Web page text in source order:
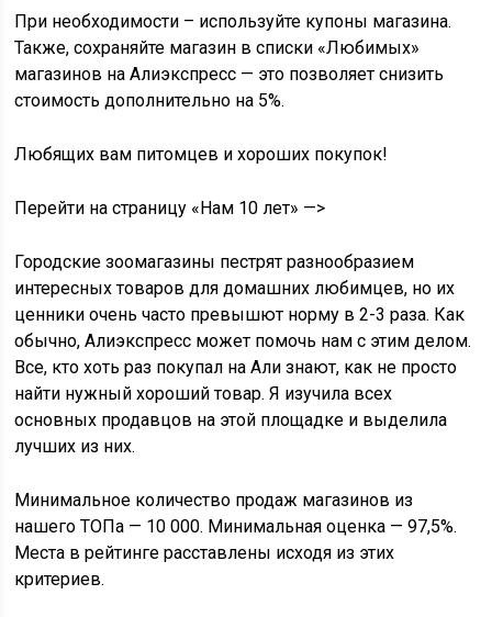
При необходимости – используйте купоны магазина.
Также, сохраняйте магазин в списки «Любимых»
магазинов на Алиэкспресс — это позволяет снизить
стоимость дополнительно на 5%.
Любящих вам питомцев и хороших покупок!
Перейти на страницу «Нам 10 лет» —>
Городские зоомагазины пестрят разнообразием
интересных товаров для домашних любимцев, но их
ценники очень часто превышют норму в 2-3 раза. Как
обычно, Алиэкспресс может помочь нам с этим делом.
Все, кто хоть раз покупал на Али знают, как не просто
найти нужный хороший товар. Я изучила всех
основных продавцов на этой площадке и выделила
лучших из них.
Минимальное количество продаж магазинов из
нашего ТОПа — 10 000. Минимальная оценка — 97,5%.
Места в рейтинге расставлены исходя из этих
критериев.